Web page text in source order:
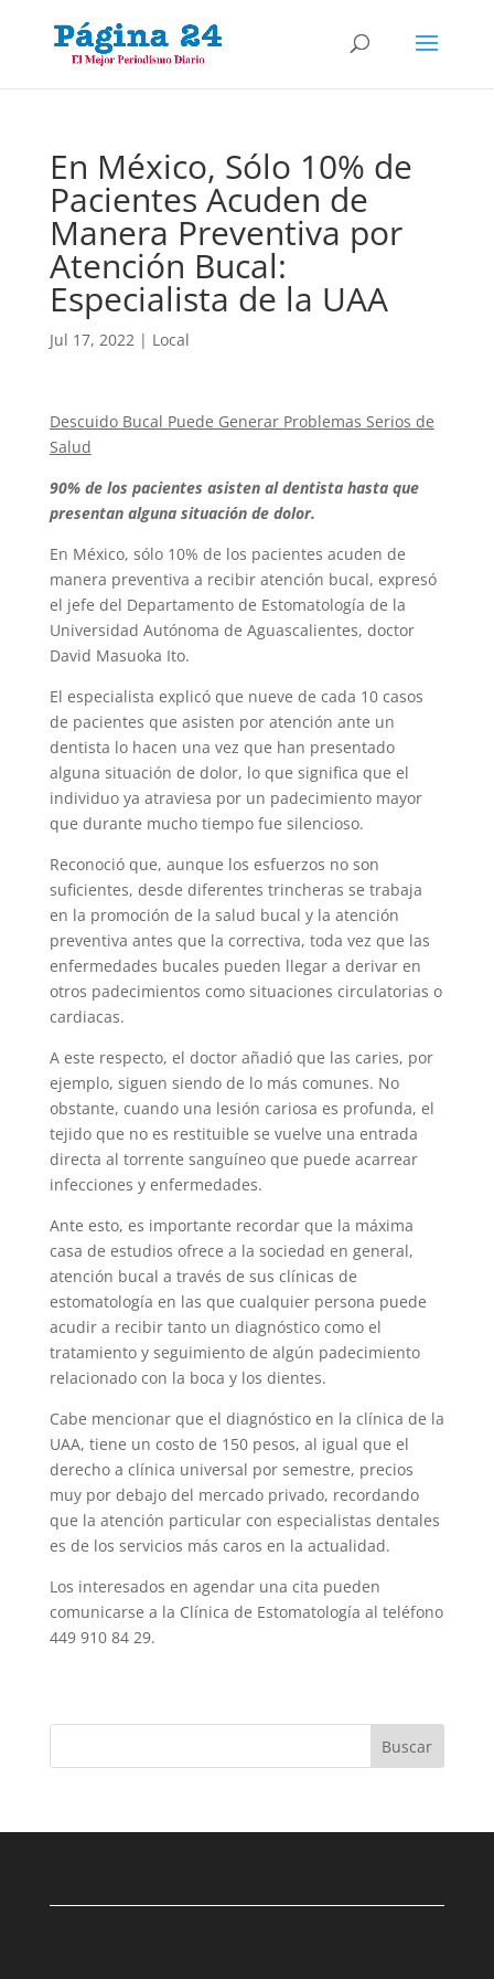
En México, Sólo 10% de
Pacientes Acuden de
Manera Preventiva por
Atención Bucal:
Especialista de la UAA
Jul 17, 2022| Local
Descuido Bucal Puede Generar Problemas Serios de
Salud
90% de los pacientes asisten al dentista hasta que
presentan alguna situación de dolor.
En México, sólo 10% de los pacientes acuden de
manera preventiva a recibir atención bucal, expresó
el jefe del Departa­mento de Estomatología de la
Universidad Autónoma de Aguascalientes, doctor
David Masuoka Ito.
El especialista explicó que nueve de cada 10 casos
de pacientes que asisten por aten­ción ante un
dentista lo hacen una vez que han presentado
alguna situación de dolor, lo que significa que el
individuo ya atraviesa por un padecimiento mayor
que durante mucho tiempo fue silencioso.
Reconoció que, aunque los esfuerzos no son
suficientes, desde diferentes trinche­ras se trabaja
en la promoción de la salud bucal y la atención
preventiva antes que la correctiva, toda vez que las
enfermedades bucales pueden llegar a derivar en
otros pa­decimientos como situaciones circulatorias o
cardiacas.
A este respecto, el doctor añadió que las caries, por
ejemplo, siguen siendo de lo más comunes. No
obstante, cuando una lesión cariosa es profunda, el
tejido que no es restituible se vuelve una entrada
directa al torrente sanguíneo que puede acarrear
infecciones y enfermedades.
Ante esto, es importante recordar que la máxima
casa de estudios ofrece a la socie­dad en general,
atención bucal a través de sus clínicas de
estomatología en las que cualquier persona puede
acudir a recibir tanto un diagnóstico como el
tratamiento y seguimiento de algún padecimiento
relacio­nado con la boca y los dientes.
Cabe mencionar que el diagnóstico en la clínica de la
UAA, tiene un costo de 150 pesos, al igual que el
derecho a clínica universal por semestre, precios
muy por debajo del mercado privado, recordando
que la atención particular con especialistas dentales
es de los servicios más caros en la actualidad.
Los interesados en agendar una cita pue­den
comunicarse a la Clínica de Estomato­logía al teléfono
449 910 84 29.
Buscar